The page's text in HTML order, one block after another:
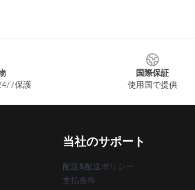
7保護
国際保証
使用国で提供
当社のサポート
配送&配送ポリシー
支払条件